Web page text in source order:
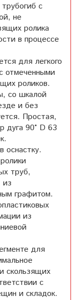
с
не
ролика
в процессе
для легкого
отмеченными
роликов.
со шкалой
и без
Простая,
дуга 90° D 63
оснастку.
труб,
из
графитом.
из
для
скользящих
с
и складок.